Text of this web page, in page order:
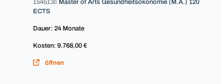
154513c Master of Arts Gesundheitsökonomie (M.A.) 120
ECTS
Dauer: 24 Monate
Kosten: 9.768,00 €
öffnen